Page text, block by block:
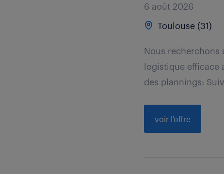
6 août 2026
Toulouse (31)
Nous recherchons
logistique efficace
des plannings:
voir l'offre